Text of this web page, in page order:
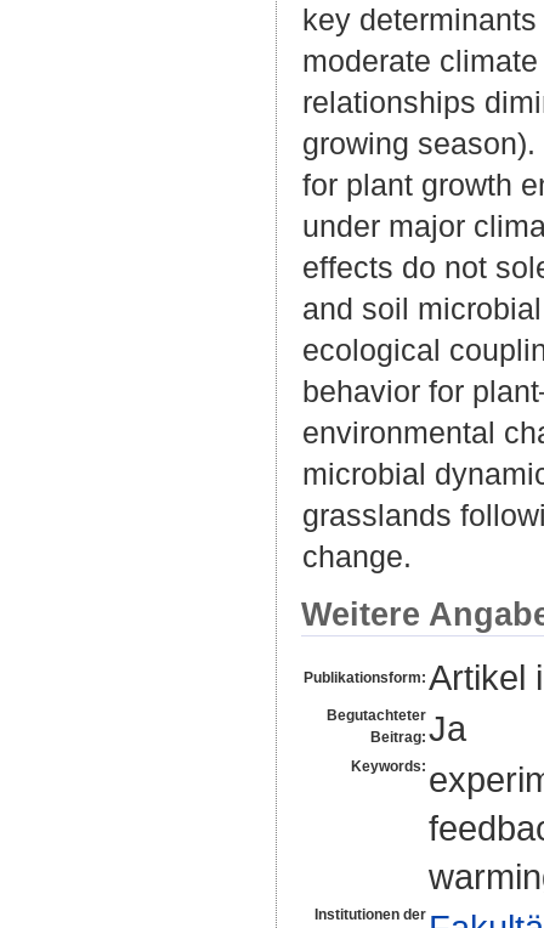
key
moderate
relationships
growing
for plant growth
under major
effects do not
and soil
ecological
behavior for
environmental
microbial
grasslands
change.
Weitere
Publikationsform: Artikel
Begutachteter
Beitrag: Ja
Keywords:
Institutionen der